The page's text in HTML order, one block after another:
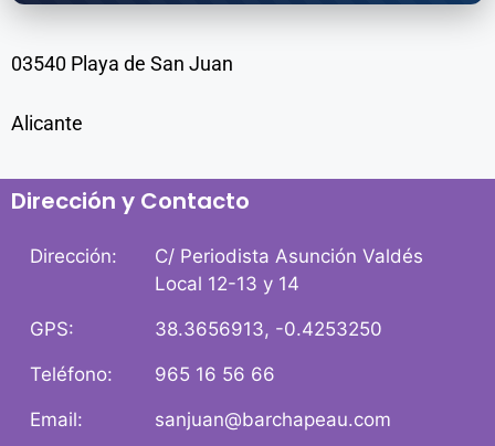
03540 Playa de San Juan
Alicante
Dirección y Contacto
Dirección:
C/ Periodista Asunción Valdés
Local 12-13 y 14
GPS: 38.3656913, -0.4253250
Teléfono: 965 16 56 66
Email: sanjuan@barchapeau.com